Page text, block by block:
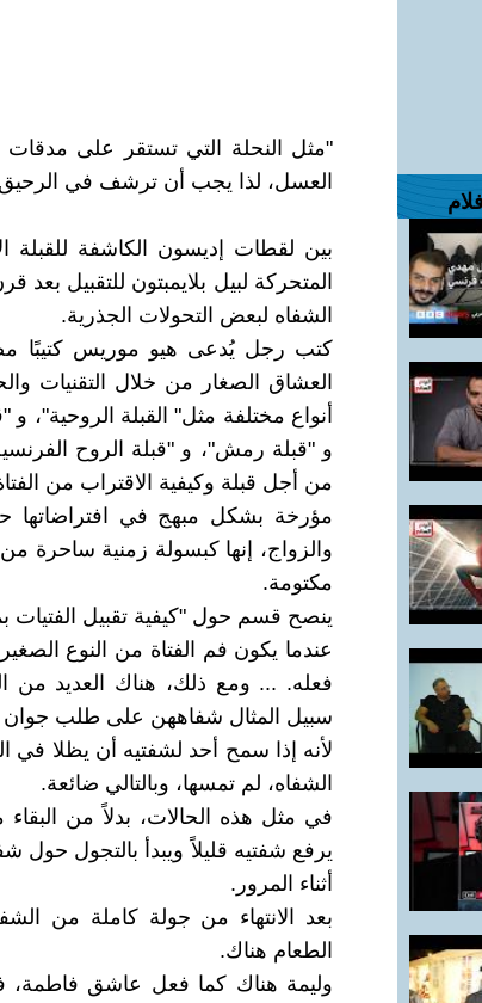
"مثل النحلة التي تستقر على
العسل، لذا يجب أن ترشف في
المتحركة لبيل بلايمبتون للتقبيل
الشفاه لبعض التحولات الجذرية.
كتب رجل يُدعى هيو موريس كتيبًا
العشاق الصغار من خلال التقنيات
أنواع مختلفة مثل" القبلة الروحية"، و
و "قبلة رمش"، و "قبلة الروح
من أجل قبلة وكيفية الاقتراب من
مؤرخة بشكل مبهج في افتراضاتها
والزواج، إنها كبسولة زمنية
مكتومة.
ينصح قسم حول "كيفية تقبيل الفتيات
عندما يكون فم الفتاة من النوع
فعله. ... ومع ذلك، هناك العديد من
سبيل المثال شفاههن على طلب جوان
لأنه إذا سمح أحد لشفتيه أن يظلا
الشفاه، لم تمسها، وبالتالي ضائعة.
في مثل هذه الحالات، بدلاً من
يرفع شفتيه قليلاً ويبدأ بالتجول حول
أثناء المرور.
بعد الانتهاء من جولة كاملة من
الطعام هناك.
وليمة هناك كما فعل عاشق فاطمة،